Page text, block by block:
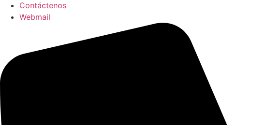
Contáctenos
Webmail